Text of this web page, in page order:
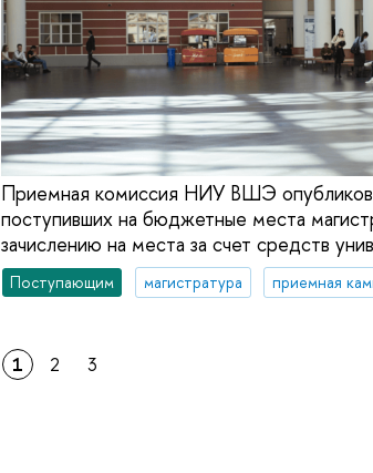
Приемная комиссия НИУ ВШЭ
поступивших на бюджетные места
зачислению на места за счет средств
Поступающим магистратура приемная
1 2 3